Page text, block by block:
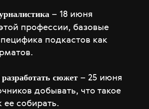
– 18 июня
профессии, базовые
подкастов как
сюжет – 25 июня
добывать, что такое
ее собирать.